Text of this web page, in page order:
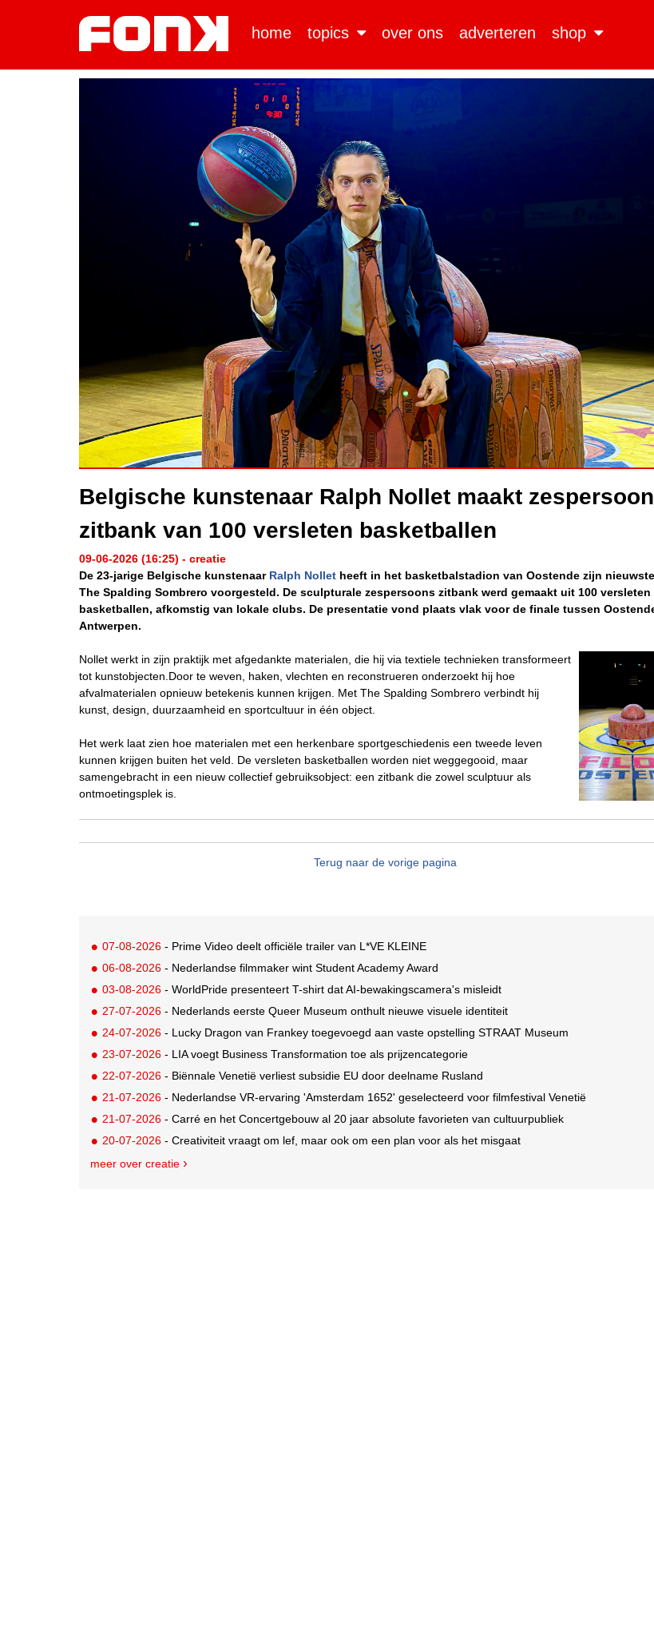
home topics over ons adverteren shop
Belgische kunstenaar Ralph Nollet maakt
zitbank van 100 versleten basketballen
09-06-2026 (16:25) - creatie
De 23-jarige Belgische kunstenaar Ralph Nollet heeft in het basketbalstadion van Oostende zijn
The Spalding Sombrero voorgesteld. De sculpturale zespersoons zitbank werd gemaakt uit 100 versleten
basketballen, afkomstig van lokale clubs. De presentatie vond plaats vlak voor de finale tussen
Antwerpen.
Nollet werkt in zijn praktijk met afgedankte materialen, die hij via textiele technieken transformeert
tot kunstobjecten.Door te weven, haken, vlechten en reconstrueren onderzoekt hij hoe
afvalmaterialen opnieuw betekenis kunnen krijgen. Met The Spalding Sombrero verbindt hij
kunst, design, duurzaamheid en sportcultuur in één object.
Het werk laat zien hoe materialen met een herkenbare sportgeschiedenis een tweede leven
kunnen krijgen buiten het veld. De versleten basketballen worden niet weggegooid, maar
samengebracht in een nieuw collectief gebruiksobject: een zitbank die zowel sculptuur als
ontmoetingsplek is.
Terug naar de vorige pagina
07-08-2026 - Prime Video deelt officiële trailer van L*VE KLEINE
06-08-2026 - Nederlandse filmmaker wint Student Academy Award
03-08-2026 - WorldPride presenteert T-shirt dat AI-bewakingscamera's misleidt
27-07-2026 - Nederlands eerste Queer Museum onthult nieuwe visuele identiteit
24-07-2026 - Lucky Dragon van Frankey toegevoegd aan vaste opstelling STRAAT Museum
23-07-2026 - LIA voegt Business Transformation toe als prijzencategorie
22-07-2026 - Biënnale Venetië verliest subsidie EU door deelname Rusland
21-07-2026 - Nederlandse VR-ervaring 'Amsterdam 1652' geselecteerd voor filmfestival Venetië
21-07-2026 - Carré en het Concertgebouw al 20 jaar absolute favorieten van cultuurpubliek
20-07-2026 - Creativiteit vraagt om lef, maar ook om een plan voor als het misgaat
meer over creatie